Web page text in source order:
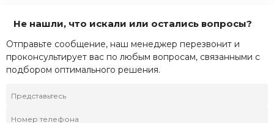
Не нашли, что искали или остались вопросы?
Отправьте сообщение, наш менеджер перезвонит и
проконсультирует вас по любым вопросам, связанными с
подбором оптимального решения.